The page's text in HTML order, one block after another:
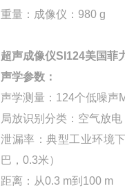
重量：成像仪：980 g
超声成像仪SI124美国菲
声学参数：
声学测量：124个低噪声
局放识别分类：空气放
泄漏率：典型工业环境
巴，0.3米）
距离：从0.3 m到100 m